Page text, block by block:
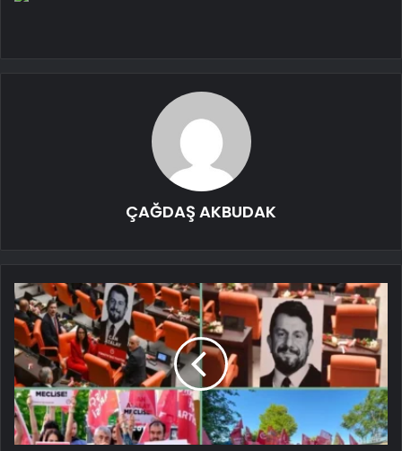
ÇAĞDAŞ AKBUDAK